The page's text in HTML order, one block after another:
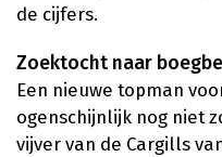
de cijfers.
Zoektocht naar
Een nieuwe topman
ogenschijnlijk nog niet
vijver van de Cargills